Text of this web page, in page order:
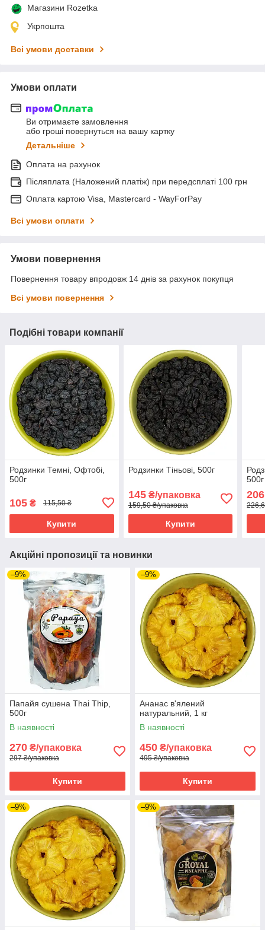
Магазини Rozetka
Укрпошта
Всі умови доставки
Умови оплати
Ви отримаєте замовлення
або гроші повернуться на вашу картку
Детальніше
Оплата на рахунок
Післяплата (Наложений платіж) при передсплаті 100 грн
Оплата картою Visa, Mastercard - WayForPay
Всі умови оплати
Умови повернення
Повернення товару впродовж 14 днів за рахунок покупця
Всі умови повернення
Подібні товари компанії
Родзинки Темні, Офтобі,
500г
105 ₴ 115,50 ₴
Купити
Родзинки Тіньові, 500г
145₴/упаковка
159,50 ₴/упаковка
Купити
500г
206
Акційні пропозиції та новинки
–9%
Папайя сушена Thai Thip,
500г
В наявності
270 ₴/упаковка
297 ₴/упаковка
Купити
–9%
Ананас в'ялений
натуральний, 1 кг
В наявності
450 ₴/упаковка
495 ₴/упаковка
Купити
–9% –9%